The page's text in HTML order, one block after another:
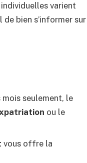
varient
bien s’informer sur
seulement, le
ou le
vous offre la